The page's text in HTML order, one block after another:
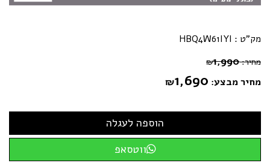
מק"ט : HBQ4W61IYI
מחיר: ₪1,990
מחיר מבצע: ₪1,690
ווטסאפ